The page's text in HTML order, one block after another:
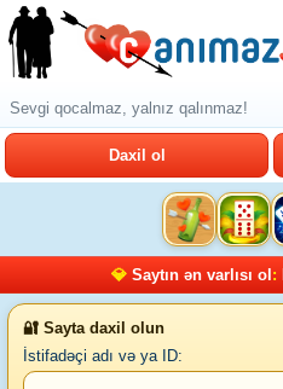
Sevgi qocalmaz, yalnız qalınmaz!
Daxil ol
💎 Saytın ən varlısı ol :
🔐 Sayta daxil olun
İstifadəçi adı və ya ID: